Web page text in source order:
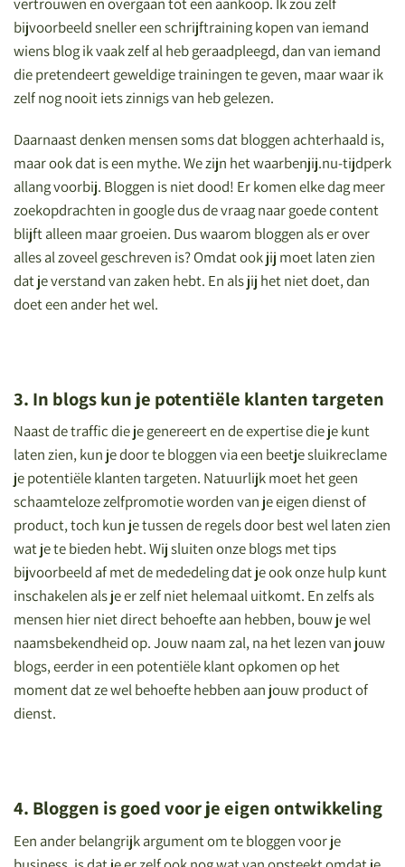
bijvoorbeeld sneller een schrijftraining kopen van iemand
wiens blog ik vaak zelf al heb geraadpleegd, dan van iemand
die pretendeert geweldige trainingen te geven, maar waar ik
zelf nog nooit iets zinnigs van heb gelezen.
Daarnaast denken mensen soms dat bloggen achterhaald is,
maar ook dat is een mythe. We zijn het waarbenjij.nu-tijdperk
allang voorbij. Bloggen is niet dood! Er komen elke dag meer
zoekopdrachten in google dus de vraag naar goede content
blijft alleen maar groeien. Dus waarom bloggen als er over
alles al zoveel geschreven is? Omdat ook jij moet laten zien
dat je verstand van zaken hebt. En als jij het niet doet, dan
doet een ander het wel.
3. In blogs kun je potentiële klanten targeten
Naast de traffic die je genereert en de expertise die je kunt
laten zien, kun je door te bloggen via een beetje sluikreclame
je potentiële klanten targeten. Natuurlijk moet het geen
schaamteloze zelfpromotie worden van je eigen dienst of
product, toch kun je tussen de regels door best wel laten zien
wat je te bieden hebt. Wij sluiten onze blogs met tips
bijvoorbeeld af met de mededeling dat je ook onze hulp kunt
inschakelen als je er zelf niet helemaal uitkomt. En zelfs als
mensen hier niet direct behoefte aan hebben, bouw je wel
naamsbekendheid op. Jouw naam zal, na het lezen van jouw
blogs, eerder in een potentiële klant opkomen op het
moment dat ze wel behoefte hebben aan jouw product of
dienst.
4. Bloggen is goed voor je eigen ontwikkeling
Een ander belangrijk argument om te bloggen voor je